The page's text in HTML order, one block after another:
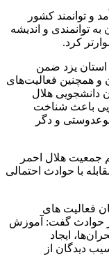
و توانمند کشور
به توانمندی و اندیشه
کرد.
یزد ضمن
و همچنین فعالیت‌های
دانشجویی هلال
باعث شناخت
و دگر
هلال احمر
با حوادث احتمالی
فعالیت های
حوادث گفت: آموزش
ایجاد
دیدگان از